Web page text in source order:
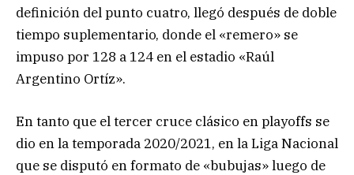
definición del punto cuatro, llegó después de doble
tiempo suplementario, donde el «remero» se
impuso por 128 a 124 en el estadio «Raúl
Argentino Ortíz».
En tanto que el tercer cruce clásico en playoffs se
dio en la temporada 2020/2021, en la Liga Nacional
que se disputó en formato de «bubujas» luego de